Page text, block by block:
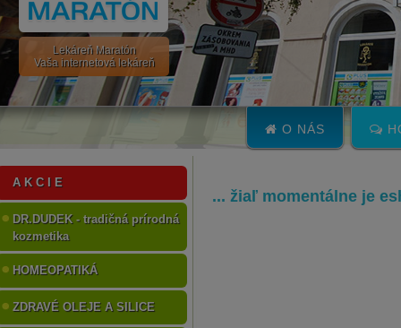
Lekáreň Maratón
Vaša internetová lekáreň
O NÁS
A K C I E
DR.DUDEK - tradičná prírodná
kozmetika
HOMEOPATIKÁ
ZDRAVÉ OLEJE A SILICE
... žiaľ momentálne je